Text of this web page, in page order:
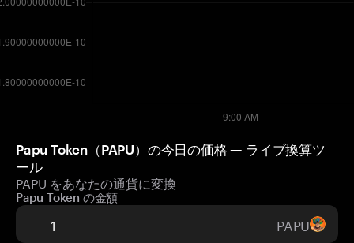
Papu Token（PAPU）の今日の価格 — ライブ換算ツ
ール
PAPU をあなたの通貨に変換
Papu Token の金額
PAPU